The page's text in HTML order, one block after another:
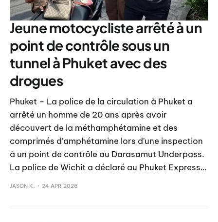
Jeune motocycliste arrêté à un
point de contrôle sous un
tunnel à Phuket avec des
drogues
Phuket – La police de la circulation à Phuket a
arrêté un homme de 20 ans après avoir
découvert de la méthamphétamine et des
comprimés d'amphétamine lors d'une inspection
à un point de contrôle au Darasamut Underpass.
La police de Wichit a déclaré au Phuket Express…
JASON K. 24 APR 2026